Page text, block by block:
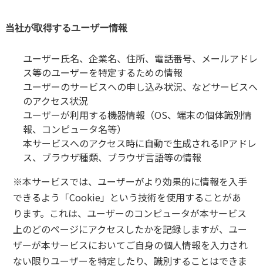
当社が取得するユーザー情報
ユーザー氏名、企業名、住所、電話番号、メールアドレ
ス等のユーザーを特定するための情報
ユーザーのサービスへの申し込み状況、などサービスへ
のアクセス状況
ユーザーが利用する機器情報（OS、端末の個体識別情
報、コンピュータ名等）
本サービスへのアクセス時に自動で生成されるIPアドレ
ス、ブラウザ種類、ブラウザ言語等の情報
※本サービスでは、ユーザーがより効果的に情報を入手
できるよう「Cookie」という技術を使用することがあ
ります。これは、ユーザーのコンピュータが本サービス
上のどのページにアクセスしたかを記録しますが、ユー
ザーが本サービスにおいてご自身の個人情報を入力され
ない限りユーザーを特定したり、識別することはできま